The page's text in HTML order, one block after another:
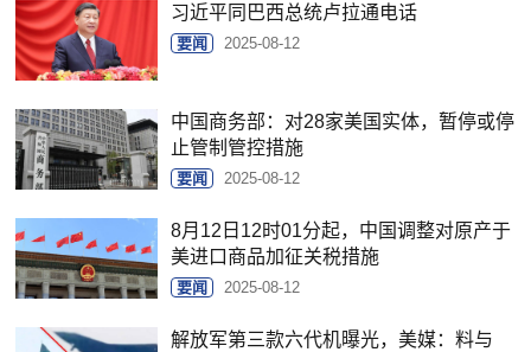
习近平同巴西总统卢拉通电话
要闻 2025-08-12
中国商务部：对28家美国实体，暂停或停
止管制管控措施
要闻 2025-08-12
8月12日12时01分起，中国调整对原产于
美进口商品加征关税措施
要闻 2025-08-12
解放军第三款六代机曝光，美媒：料与